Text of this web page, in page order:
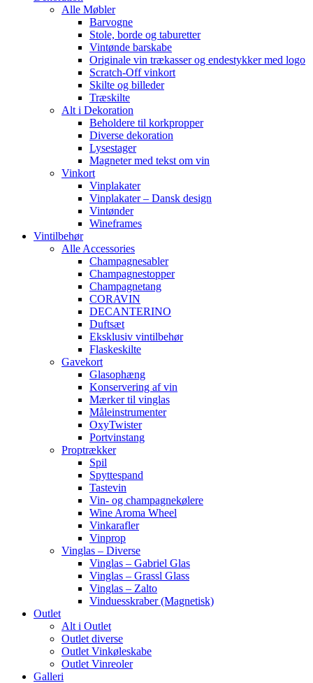
Alle Møbler
Barvogne
Stole, borde og taburetter
Vintønde barskabe
Originale vin trækasser og endestykker med logo
Scratch-Off vinkort
Skilte og billeder
Træskilte
Alt i Dekoration
Beholdere til korkpropper
Diverse dekoration
Lysestager
Magneter med tekst om vin
Vinkort
Vinplakater
Vinplakater – Dansk design
Vintønder
Wineframes
Vintilbehør
Alle Accessories
Champagnesabler
Champagnestopper
Champagnetang
CORAVIN
DECANTERINO
Duftsæt
Eksklusiv vintilbehør
Flaskeskilte
Gavekort
Glasophæng
Konservering af vin
Mærker til vinglas
Måleinstrumenter
OxyTwister
Portvinstang
Proptrækker
Spil
Spyttespand
Tastevin
Vin- og champagnekølere
Wine Aroma Wheel
Vinkarafler
Vinprop
Vinglas – Diverse
Vinglas – Gabriel Glas
Vinglas – Grassl Glass
Vinglas – Zalto
Vinduesskraber (Magnetisk)
Outlet
Alt i Outlet
Outlet diverse
Outlet Vinkøleskabe
Outlet Vinreoler
Galleri